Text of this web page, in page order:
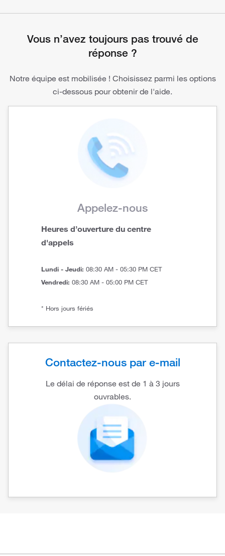
Vous n’avez toujours pas trouvé de
réponse ?
Notre équipe est mobilisée ! Choisissez parmi les options
ci-dessous pour obtenir de l'aide.
Appelez-nous
Heures d’ouverture du centre
d'appels
Lundi - Jeudi: 08:30 AM - 05:30 PM CET
Vendredi: 08:30 AM - 05:00 PM CET
* Hors jours fériés
Contactez-nous par e-mail
Le délai de réponse est de 1 à 3 jours
ouvrables.